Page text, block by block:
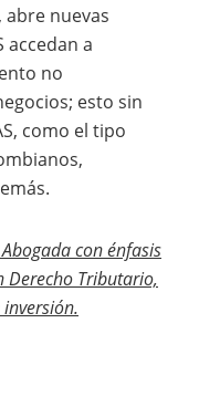
nuevas
accedan a
no
esto sin
como el tipo
Abogada con énfasis
Derecho Tributario,